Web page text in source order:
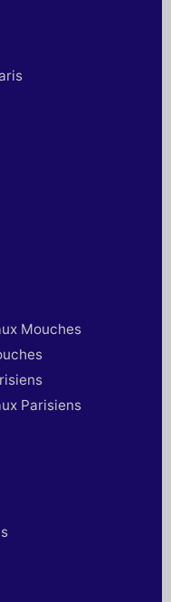
Mouches
Parisiens